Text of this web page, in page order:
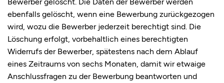
ebenfalls gelöscht, wenn eine Bewerbung zurückgezogen
wird, wozu die Bewerber jederzeit berechtigt sind. Die
Löschung erfolgt, vorbehaltlich eines berechtigten
Widerrufs der Bewerber, spätestens nach dem Ablauf
eines Zeitraums von sechs Monaten, damit wir etwaige
Anschlussfragen zu der Bewerbung beantworten und